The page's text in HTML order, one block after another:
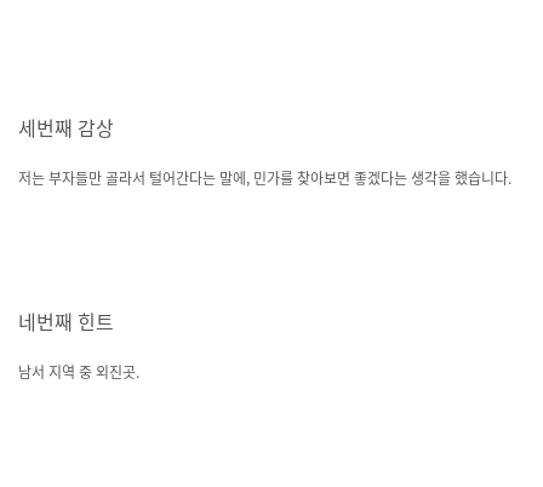
세번째 감상
저는 부자들만 골라서 털어간다는 말에, 민가를 찾아보면 좋겠다는 생각을 했습니다.
네번째 힌트
남서 지역 중 외진곳.